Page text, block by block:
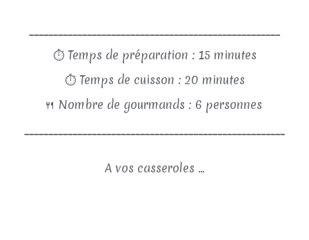
⏱ Temps de préparation : 15 minutes
⏱ Temps de cuisson : 20 minutes
🍴 Nombre de gourmands : 6 personnes
A vos casseroles ...